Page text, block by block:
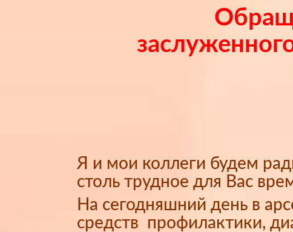
Я и мои коллеги будем
столь трудное для Вас
На сегодняшний день в
средств профилактики,